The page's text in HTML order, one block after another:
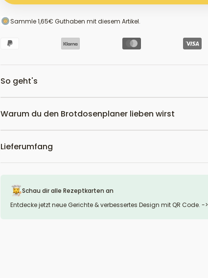
Sammle1,65€ Guthaben mit diesem Artikel.
So geht's
Warum du den Brotdosenplaner lieben wirst
Lieferumfang
Schau dir alle Rezeptkarten an
Entdecke jetzt neue Gerichte & verbessertes Design mit QR Code. ->